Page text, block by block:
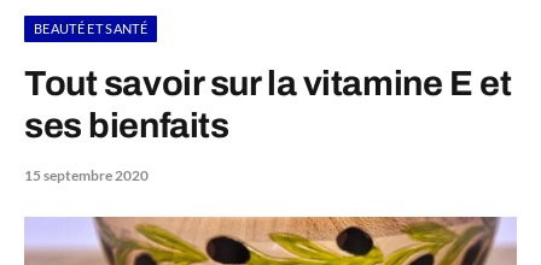
BEAUTÉ ET SANTÉ
Tout savoir sur la vitamine E et
ses bienfaits
15 septembre 2020